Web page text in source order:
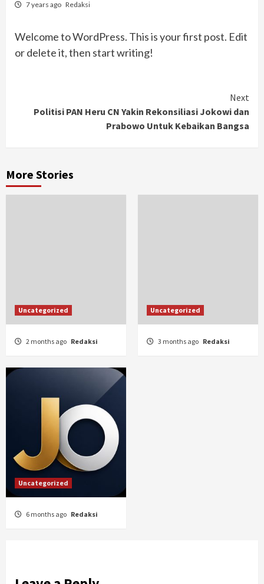
7 years ago Redaksi
Welcome to WordPress. This is your first post. Edit
or delete it, then start writing!
Reading
Next
Politisi PAN Heru CN Yakin Rekonsiliasi Jokowi dan
Prabowo Untuk Kebaikan Bangsa
More Stories
Uncategorized
2 months ago Redaksi
Uncategorized
3 months ago Redaksi
Uncategorized
6 months ago Redaksi